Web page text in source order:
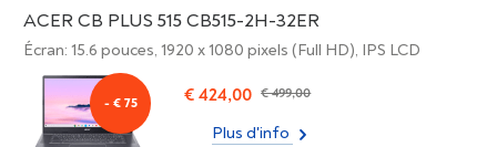
ACER CB PLUS 515 CB515-2H-32ER
Écran: 15.6 pouces, 1920 x 1080 pixels (Full HD), IPS LCD
- € 75 € 424,00 € 499,00
Plus d'info